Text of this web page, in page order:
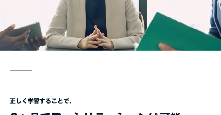
正しく学習することで、